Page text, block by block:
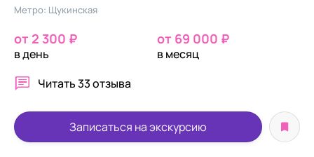
Метро: Щукинская
от 2 300 ₽
в день
от 69 000 ₽
в месяц
Читать33 отзыва
Записаться на экскурсию